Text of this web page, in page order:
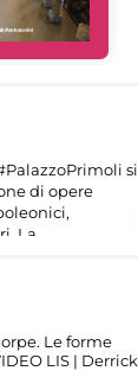
si
di opere
La
Le forme
LIS | Derrick